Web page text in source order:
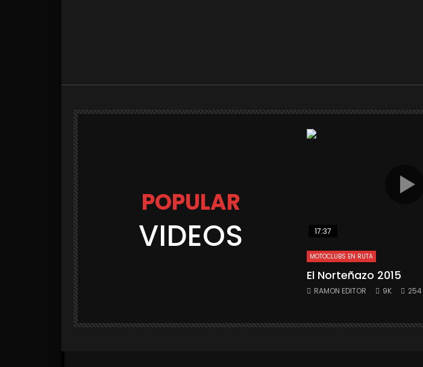
POPULAR
VIDEOS 17:37
MOTOCLUBS EN RUTA
El Norteñazo 2015
RAMON EDITOR 9K 254